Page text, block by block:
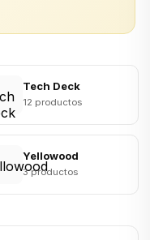
Tech Deck
12 productos
Yellowood
3 productos